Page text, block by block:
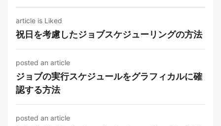
article is Liked
祝日を考慮したジョブスケジューリングの方法
posted an article
ジョブの実行スケジュールをグラフィカルに確
認する方法
posted an article